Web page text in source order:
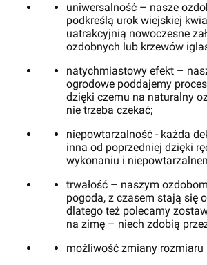
uniwersalność – nasze
podkreślą urok wiejskiej
uatrakcyjnią nowoczesne
ozdobnych lub krzewów
natychmiastowy efekt –
ogrodowe poddajemy
dzięki czemu na naturalny
nie trzeba czekać;
niepowtarzalność - każda
inna od poprzedniej dzięki
wykonaniu i
trwałość – naszym
pogoda, z czasem stają się
dlatego też polecamy
na zimę – niech zdobią
możliwość zmiany rozmiaru